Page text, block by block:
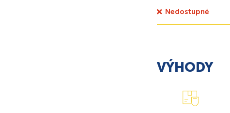
Nedostupné
VÝHODY